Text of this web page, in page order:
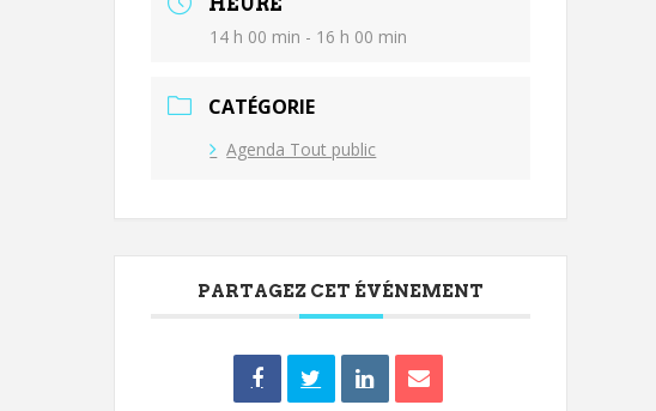
14 h 00 min - 16 h 00 min
CATÉGORIE
Agenda Tout public
PARTAGEZ CET ÉVÉNEMENT